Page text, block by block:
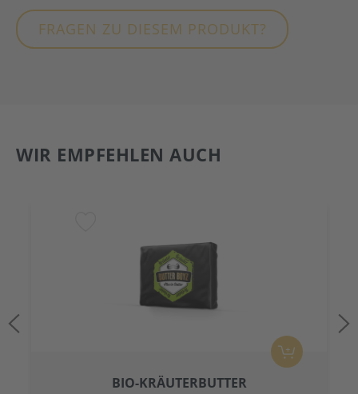
FRAGEN ZU DIESEM PRODUKT?
WIR EMPFEHLEN AUCH
BIO-KRÄUTERBUTTER